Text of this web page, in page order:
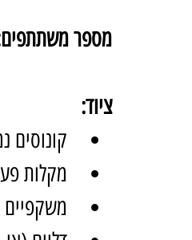
מספר
ציוד:
קונוסים
מקלות
משקפיים